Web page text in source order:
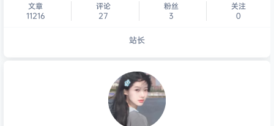
文章
11216
评论
27
粉丝
3
关注
0
站长
个人主页